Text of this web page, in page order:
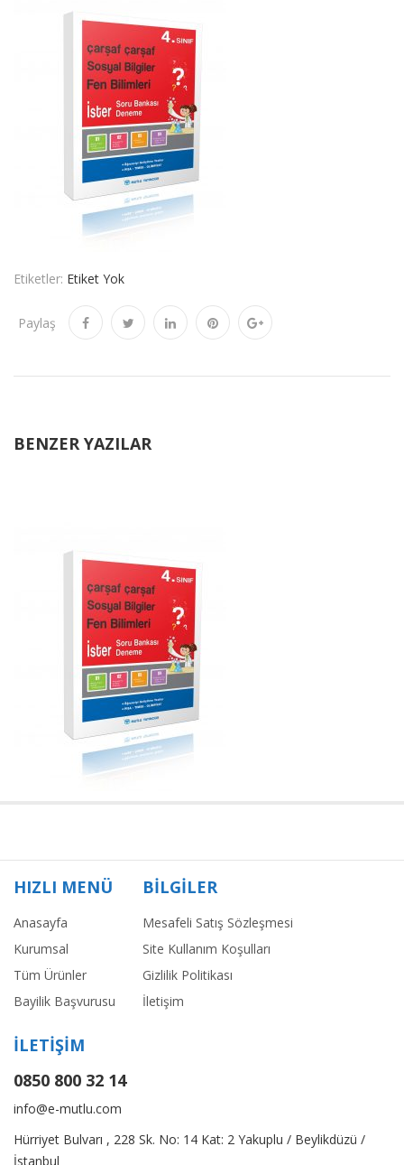
Etiketler: Etiket Yok
Paylaş
BENZER YAZILAR
HIZLI MENÜ
Anasayfa
Kurumsal
Tüm Ürünler
Bayilik Başvurusu
BİLGİLER
Mesafeli Satış Sözleşmesi
Site Kullanım Koşulları
Gizlilik Politikası
İletişim
İLETİŞİM
0850 800 32 14
info@e-mutlu.com
Hürriyet Bulvarı , 228 Sk. No: 14 Kat: 2 Yakuplu / Beylikdüzü /
İstanbul